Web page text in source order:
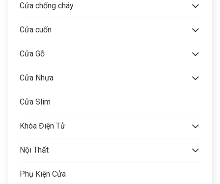
Cửa chống cháy
Cửa cuốn
Cửa Gỗ
Cửa Nhựa
Cửa Slim
Khóa Điện Tử
Nội Thất
Phụ Kiện Cửa